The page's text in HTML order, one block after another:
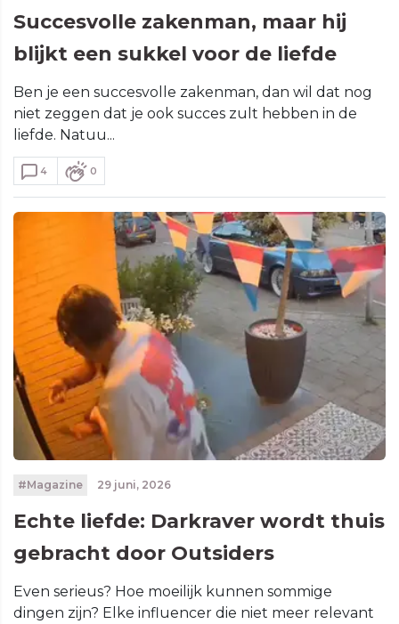
Succesvolle zakenman, maar hij
blijkt een sukkel voor de liefde
Ben je een succesvolle zakenman, dan wil dat nog
niet zeggen dat je ook succes zult hebben in de
liefde. Natuu...
4 0
#Magazine 29 juni, 2026
Echte liefde: Darkraver wordt thuis
gebracht door Outsiders
Even serieus? Hoe moeilijk kunnen sommige
dingen zijn? Elke influencer die niet meer relevant